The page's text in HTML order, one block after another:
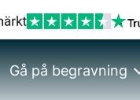
Gå på begravning